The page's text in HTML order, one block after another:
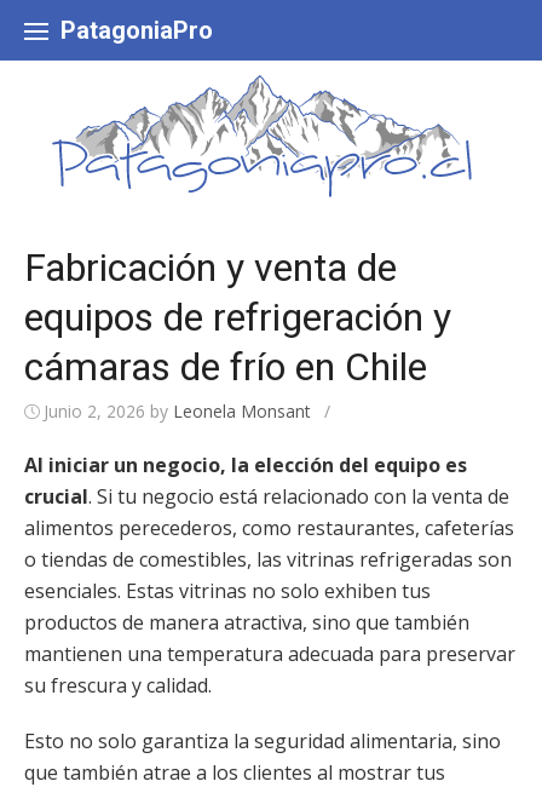
content
PatagoniaPro
Fabricación y venta de
equipos de refrigeración y
cámaras de frío en Chile
Junio 2, 2026 by Leonela Monsant /
Al iniciar un negocio, la elección del equipo es
crucial. Si tu negocio está relacionado con la venta de
alimentos perecederos, como restaurantes, cafeterías
o tiendas de comestibles, las vitrinas refrigeradas son
esenciales. Estas vitrinas no solo exhiben tus
productos de manera atractiva, sino que también
mantienen una temperatura adecuada para preservar
su frescura y calidad.
Esto no solo garantiza la seguridad alimentaria, sino
que también atrae a los clientes al mostrar tus